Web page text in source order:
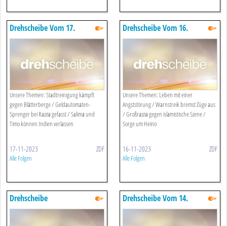
Drehscheibe Vom 17.
November 2023
Unsere Themen: Stadtreinigung kämpft
gegen Blätterberge / Geldautomaten-
Sprenger bei Razzia gefasst / Salima und
Timo können Indien verlassen
17-11-2023 ZDF
Alle Folgen
Drehscheibe Vom 16.
November 2023
Unsere Themen: Leben mit einer
Angststörung / Warnstreik bremst Züge aus
/ Großrazzia gegen islamistische Szene /
Sorge um Heino
16-11-2023 ZDF
Alle Folgen
Drehscheibe
Drehscheibe Vom 14.
November 2023